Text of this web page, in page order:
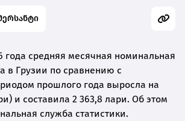
года средняя месячная номинальная
в Грузии по сравнению с
прошлого года выросла на
и составила 2 363,8 лари. Об этом
служба статистики.